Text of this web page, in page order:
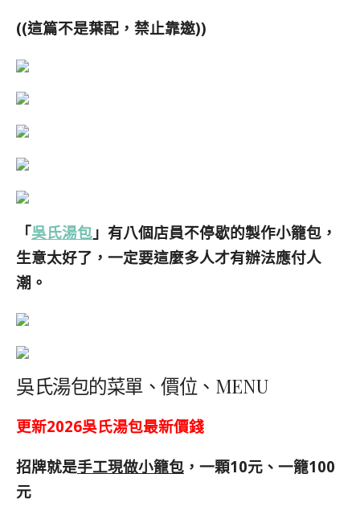
((這篇不是葉配，禁止靠邀))
「吳氏湯包 」有八個店員不停歇的製作小籠包，
生意太好了，一定要這麼多人才有辦法應付人
潮。
吳氏湯包的菜單、價位、MENU
更新2026吳氏湯包最新價錢
招牌就是手工現做小籠包 ，一顆10元、一籠100
元